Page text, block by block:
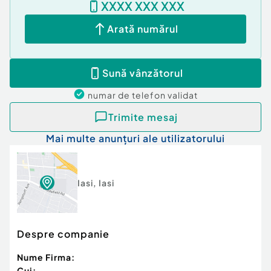
Bloc de apartamente
XXXX XXX XXX
Arată numărul
Sună vânzătorul
numar de telefon validat
Trimite mesaj
Mai multe anunțuri ale utilizatorului
Iasi, Iasi
Despre companie
Nume Firma: